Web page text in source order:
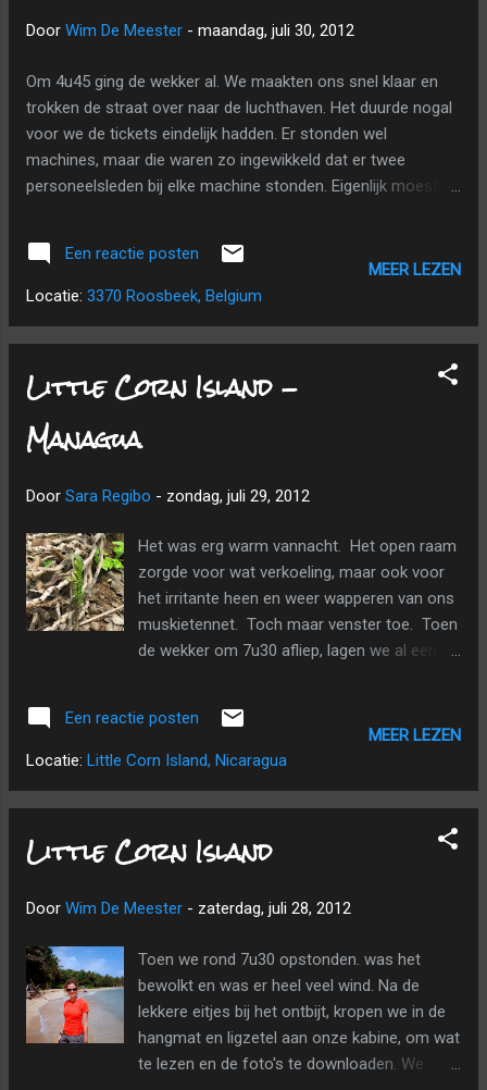
de vluchten, maar dat was meer dan genoeg. Het was daar
Door Wim De Meester - maandag, juli 30, 2012
Om 4u45 ging de wekker al. We maakten ons snel klaar en
trokken de straat over naar de luchthaven. Het duurde nogal
voor we de tickets eindelijk hadden. Er stonden wel
machines, maar die waren zo ingewikkeld dat er twee
personeelsleden bij elke machine stonden. Eigenlijk moest
slaagden ze er in om het plastiekje uit Sara's pas te trekken.
Gelukkig was dat geen probleem en waren we al snel door de
cordoba's. Na het boarden was er opnieuw een security
controle. Die hadden we niet verwacht en aangezien water
als een gevaarlijk explosief wordt aanzien, moesten we ons
pas gekocht water achterlaten. De vlucht vertrok mooi op
tijd. We kregen wel wat te drinken, maar een ontbijt was er
Daar kwamen we verrassend snel door de immigratie. Voor
Een reactie posten
Locatie: 3370 Roosbeek, Belgium
MEER LEZEN
Little Corn Island -
Managua
Door Sara Regibo - zondag, juli 29, 2012
Het was erg warm vannacht. Het open raam
zorgde voor wat verkoeling, maar ook voor
het irritante heen en weer wapperen van ons
muskietennet. Toch maar venster toe. Toen
de wekker om 7u30 afliep, lagen we al een
zoeken (want om 10u moesten we uit onze
cabaña). Iedereen had precies een luie dag,
het ontbijt. Na het ontbijt en het betalen van
de rekening, pakten we onze rugzakken en
gingen we nog een paar uurtjes op ons
boekje in het zonnetje. Tegen half 11 stapten
Tranquillo een caipirinha dronken met
nachos met guacamole en quesadillas con
queso. Ze waren daar inderdaad heel erg
"tranquillo": de diensters sleften op hun
dooie gemak door de zaak (haast en spoed
Een reactie posten
Locatie: Little Corn Island, Nicaragua
MEER LEZEN
Little Corn Island
Door Wim De Meester - zaterdag, juli 28, 2012
Toen we rond 7u30 opstonden. was het
bewolkt en was er heel veel wind. Na de
lekkere eitjes bij het ontbijt, kropen we in de
hangmat en ligzetel aan onze kabine, om wat
te lezen en de foto's te downloaden. We